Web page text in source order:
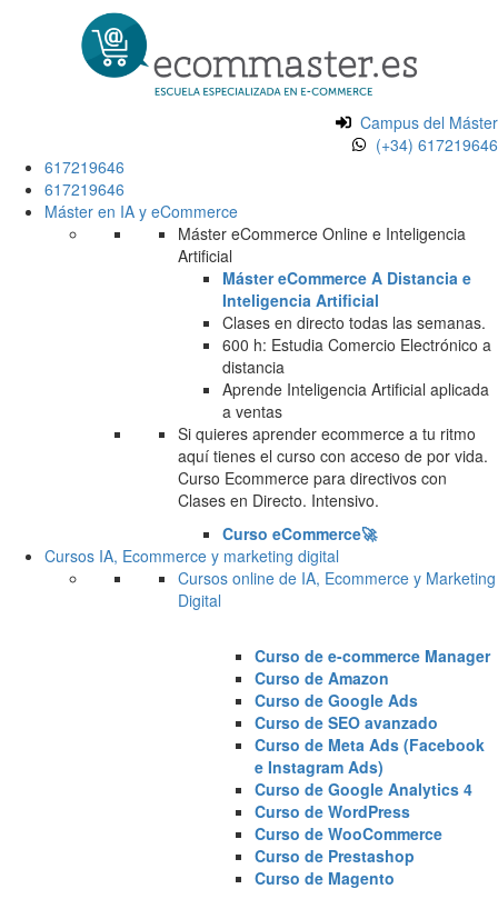
Campus del Máster
(+34) 617219646
617219646
617219646
Máster en IA y eCommerce
Máster eCommerce Online e Inteligencia
Artificial
Máster eCommerce A Distancia e
Inteligencia Artificial
Clases en directo todas las semanas.
600 h: Estudia Comercio Electrónico a
distancia
Aprende Inteligencia Artificial aplicada
a ventas
Si quieres aprender ecommerce a tu ritmo
aquí tienes el curso con acceso de por vida.
Curso Ecommerce para directivos con
Clases en Directo. Intensivo.
Curso eCommerce🚀
Cursos IA, Ecommerce y marketing digital
Cursos online de IA, Ecommerce y Marketing
Digital
Curso de e-commerce Manager
Curso de Amazon
Curso de Google Ads
Curso de SEO avanzado
Curso de Meta Ads (Facebook
e Instagram Ads)
Curso de Google Analytics 4
Curso de WordPress
Curso de WooCommerce
Curso de Prestashop
Curso de Magento